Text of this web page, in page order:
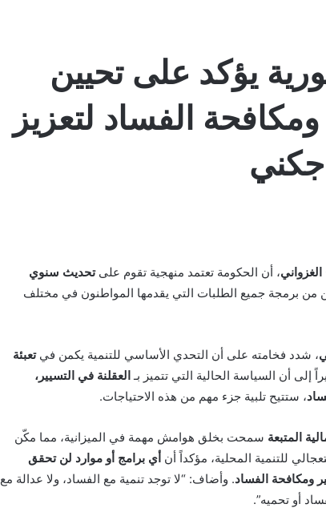
يؤكد على تحيين
ومكافحة الفساد لتعزيز
جكني
، أن الحكومة تعتمد منهجية تقوم علىتحديث سنوي
من برمجة جميع الطلبات التي يقدمها المواطنون في مختلف
، شدد فخامته على أن التحدي الأساسي للتنمية يكمن فيتعبئة
إلى أن السياسة الحالية التي تتميز بـالعقلنة في التسيير،
، ستتيح تلبية جزء مهم من هذه الاحتياجات.
المتبعة سمحت بخلق هوامش مهمة في الميزانية، مما مكّن
للتنمية المحلية، مؤكداً أن أي برامج أو موارد لن تحقق
ومكافحة الفساد. وأضاف: “لا توجد تنمية مع الفساد، ولا عدالة مع
أو تحميه”.